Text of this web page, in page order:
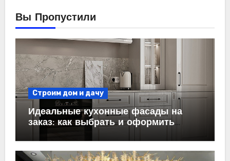
Вы Пропустили
Строим дом и дачу
Идеальные кухонные фасады на
заказ: как выбрать и оформить